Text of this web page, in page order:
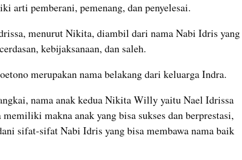
arti pemberani, pemenang, dan penyelesai.
menurut Nikita, diambil dari nama Nabi Idris yang
kebijaksanaan, dan saleh.
merupakan nama belakang dari keluarga Indra.
nama anak kedua Nikita Willy yaitu Nael Idrissa
makna anak yang bisa sukses dan berprestasi,
sifat-sifat Nabi Idris yang bisa membawa nama baik